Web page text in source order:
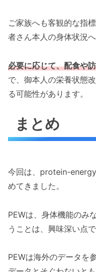
ご家族へも客観的な指
者さん本人の身体状況
必要に応じて、配食や
で、御本人の栄養状態
る可能性があります。
まとめ
今回は、protein-
めてきました。
PEWは、身体機能のみ
うことは、興味深い点で
PEWは海外のデータを